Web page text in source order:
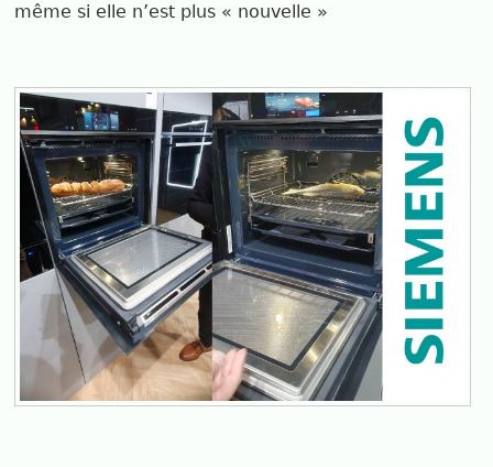
même si elle n’est plus « nouvelle »